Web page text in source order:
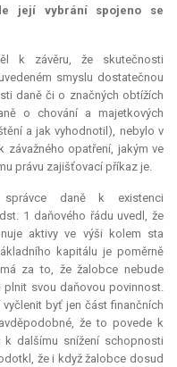
její vybrání spojeno se
k závěru, že skutečnosti
smyslu dostatečnou
daně či o značných obtížích
o chování a majetkových
a jak vyhodnotil), nebylo v
opatření, jakým ve
právu zajišťovací příkaz je.
daně k existenci
1 daňového řádu uvedl, že
aktivy ve výši kolem sta
kapitálu je poměrně
za to, že žalobce nebude
svou daňovou povinnost.
byť jen část finančních
že to povede k
dalšímu snížení schopnosti
že i když žalobce dosud